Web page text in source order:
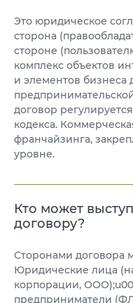
Это юридическое
сторона
стороне
комплекс объектов
и элементов бизнеса
договор регулируется
кодекса.
франчайзинга,
уровне.
Кто может
договору?
Сторонами договора
Юридические лица
корпорации,
предприниматели